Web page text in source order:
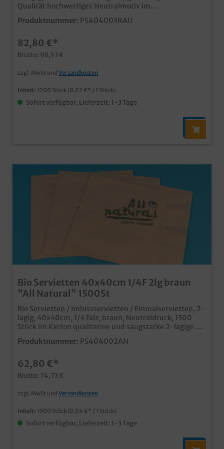
Qualität hochwertiges Neutralmotiv im
Rosendekorbeliebt in asiatischen Restaurants ideal
auch für die anspruchsvolle Gastronomie, das Catering,
Produktnummer: PS404003RAU
82,80 €*
Brutto: 98,53 €
zzgl. MwSt und Versandkosten
Inhalt: 1200 Stück (0,07 €* / 1 Stück)
Sofort verfügbar, Lieferzeit: 1-3 Tage
Bio Servietten 40x40cm 1/4F 2lg braun
"All Natural" 1500St
Bio Servietten / Imbissservietten / Einmalservietten, 2-
lagig, 40x40cm, 1/4 Falz, braun, Neutraldruck, 1500
Stück im Karton qualitative und saugstarke 2-lagige Bio
Serviette aus Recyclingmaterial naturbrauner Öko Look
mit "All Natural" Neutraldruck individuell bedruckbar
Produktnummer: PS404002AN
62,80 €*
Brutto: 74,73 €
zzgl. MwSt und Versandkosten
Inhalt: 1500 Stück (0,04 €* / 1 Stück)
Sofort verfügbar, Lieferzeit: 1-3 Tage